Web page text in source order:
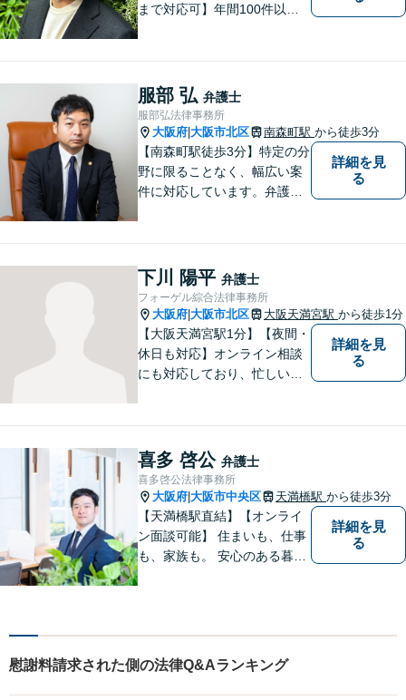
まで対応可】年間100件以上
すくご説明します【土日対応
可】【電話・メール・LINEで
面談予約可】
服部 弘 弁護士
服部弘法律事務所
大阪府 大阪市北区 南森町駅 から徒歩3分
【南森町駅徒歩3分】特定の分
野に限ることなく、幅広い案
件に対応しています。弁護士
まずはお気軽にご相談くださ
い。
詳細を見
る
下川 陽平 弁護士
フォーゲル綜合法律事務所
大阪府 大阪市北区 大阪天満宮駅 から徒歩1分
【大阪天満宮駅1分】【夜間・
休日も対応】オンライン相談
にも対応しており、忙しい方
出せるよう全力を尽くして参
ります！企業法務から個人ト
ラブルまで幅広く対応。【完
全個室で相談】
詳細を見
る
喜多 啓公 弁護士
喜多啓公法律事務所
大阪府 大阪市中央区 天満橋駅 から徒歩3分
【天満橋駅直結】【オンライ
ン面談可能】 住まいも、仕事
も、家族も。 安心のある暮ら
詳細を見
る
慰謝料請求された側の法律Q&Aランキング